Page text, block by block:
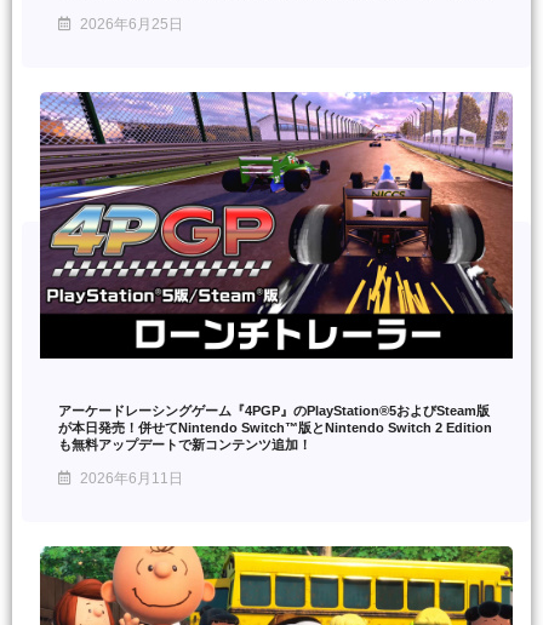
2026年6月25日
アーケードレーシングゲーム『4PGP』のPlayStation®5およびSteam版
が本日発売！併せてNintendo Switch™版とNintendo Switch 2 Edition
も無料アップデートで新コンテンツ追加！
2026年6月11日